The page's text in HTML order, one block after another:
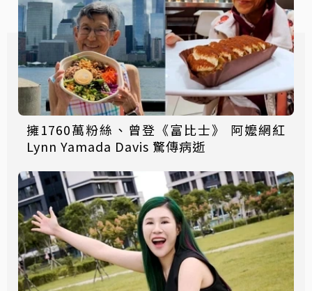
擁1760萬粉絲、曾登《富比士》 阿嬤網紅
Lynn Yamada Davis 驚傳病逝